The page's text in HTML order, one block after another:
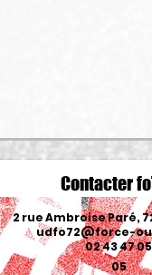
Contacter
02 43 47 05
05
udfo72@force-
2 rue Ambroise Paré,